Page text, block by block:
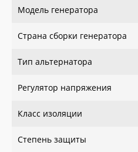
Модель генератора
Страна сборки генератора
Тип альтернатора
Регулятор напряжения
Класс изоляции
Степень защиты